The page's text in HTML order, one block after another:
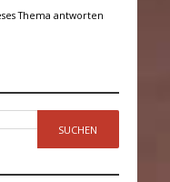
Thema antworten